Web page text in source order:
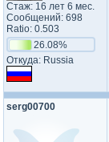
Стаж: 16 лет 6 мес.
Сообщений: 698
Ratio: 0.503
26.08%
Откуда: Russia
serg00700